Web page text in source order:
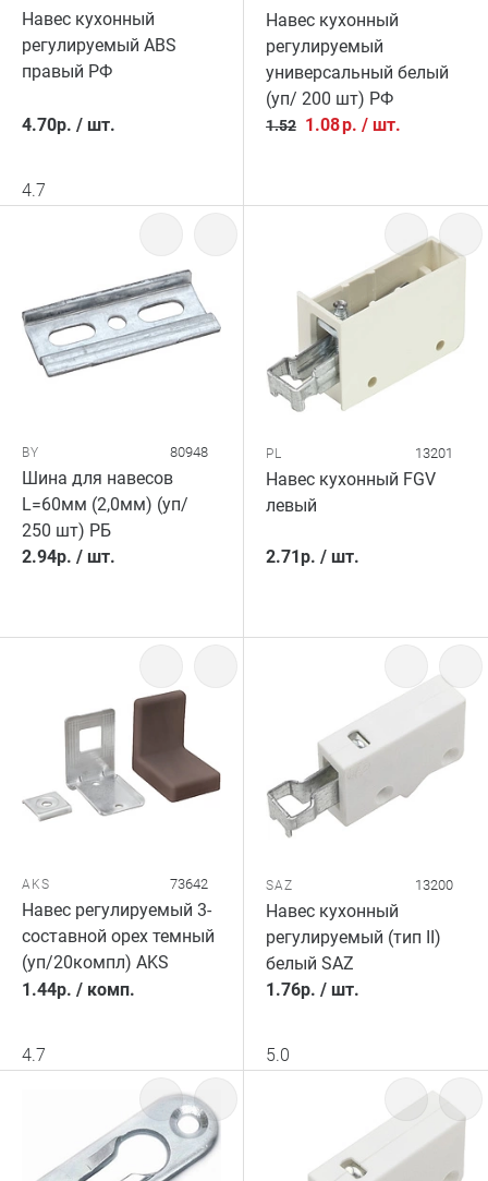
Навес кухонный
регулируемый ABS
правый РФ
4.70р. / шт.
4.7
Навес кухонный
регулируемый
универсальный белый
(уп/ 200 шт) РФ
1.52 1.08р. / шт.
BY 80948
Шина для навесов
L=60мм (2,0мм) (уп/
250 шт) РБ
2.94р. / шт.
PL 13201
Навес кухонный FGV
левый
2.71р. / шт.
AKS 73642
Навес регулируемый 3-
составной орех темный
(уп/20компл) AKS
1.44р. / комп.
4.7
SAZ 13200
Навес кухонный
регулируемый (тип II)
белый SAZ
1.76р. / шт.
5.0